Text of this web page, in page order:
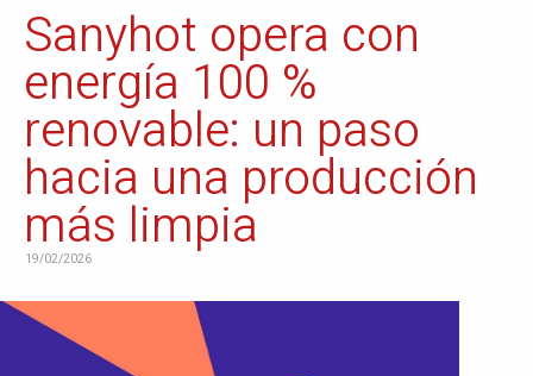
Sanyhot opera con
energía 100 %
renovable: un paso
hacia una producción
más limpia
19/02/2026